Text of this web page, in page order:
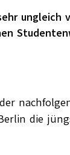
ungleich
die